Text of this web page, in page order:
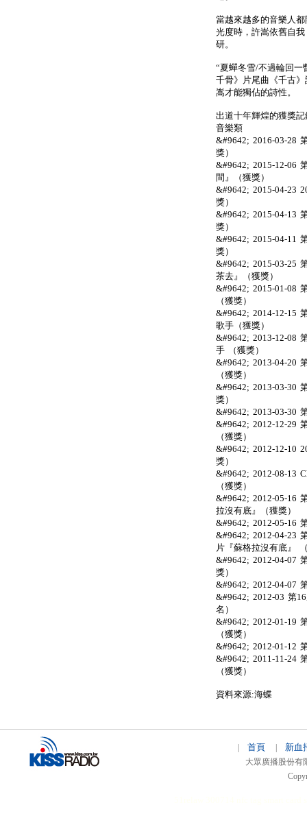
當越來越多的音樂人
光度時，許嵩依舊自
研。
“夏蟬冬雪/不過輪回一
千骨》片尾曲《千古
嵩才能獨佔的詩性。
出道十年輝煌的獲獎記
音樂類
&#9642; 2016-03-28
獎）
&#9642; 2015-12-06
間』（獲獎）
&#9642; 2015-04-23
獎）
&#9642; 2015-04-13
獎）
&#9642; 2015-04-11
獎）
&#9642; 2015-03-25
茶去』（獲獎）
&#9642; 2015-01-08
（獲獎）
&#9642; 2014-12-15
歌手（獲獎）
&#9642; 2013-12-08
手 （獲獎）
&#9642; 2013-04-20
（獲獎）
&#9642; 2013-03-30
獎）
&#9642; 2013-03-30
&#9642; 2012-12-29
（獲獎）
&#9642; 2012-12-10
獎）
&#9642; 2012-08-13
（獲獎）
&#9642; 2012-05-16
拉沒有底』（獲獎）
&#9642; 2012-05-16
&#9642; 2012-04-23
片『蘇格拉沒有底』
&#9642; 2012-04-07
獎）
&#9642; 2012-04-07
&#9642; 2012-03 第
名）
&#9642; 2012-01-19
（獲獎）
&#9642; 2012-01-12
&#9642; 2011-11-24
（獲獎）
資料來源:海蝶
首頁 新血
大眾廣播股份有